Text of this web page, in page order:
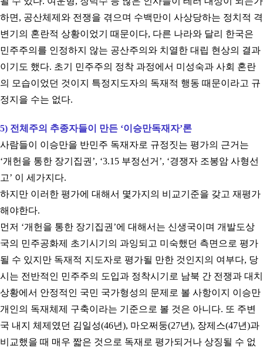
하면 , 공산체제와 전쟁을 겪으며 수백만이 사상당하는 정치적 격
변기의 혼란적 상황이었기 때문이다, 다른 나라와 달리 한국은
민주주의를 인정하지 않는 공산주의와 치열한 대립 현상의 결과
이기도 했다. 초기 민주주의 정착 과정에서 미성숙과 사회 혼란
의 모습이었던 것이지 특정지도자의 독재적 행동 때문이라고 규
정지을 수는 없다.
5) 전체주의 추종자들이 만든 ‘이승만독재자’론
사람들이 이승만을 반민주 독재자로 규정짓는 평가의 근거는
‘개헌을 통한 장기집권 ’, ‘3.15 부정선거 ’, ‘경쟁자 조봉암 사형선
고’ 이 세가지다.
하지만 이러한 평가에 대해서 몇가지의 비교기준을 갖고 재평가
해야한다.
먼저 ‘개헌을 통한 장기집권 ’에 대해서는 신생국이며 개발도상
국의 민주공화제 초기시기의 과잉되고 미숙했던 측면으로 평가
될 수 있지만 독재적 지도자로 평가될 만한 것인지의 여부다, 당
시는 전반적인 민주주의 도입과 정착시기로 남북 간 전쟁과 대치
상황에서 안정적인 국민 국가형성의 문제로 볼 사항이지 이승만
개인의 독재체제 구축이라는 기준으로 볼 것은 아니다. 또 주변
국 내지 체제였던 김일성(46년), 마오쩌둥(27년), 장제스(47년)과
비교했을 때 매우 짧은 것으로 독재로 평가되거나 상징될 수 없